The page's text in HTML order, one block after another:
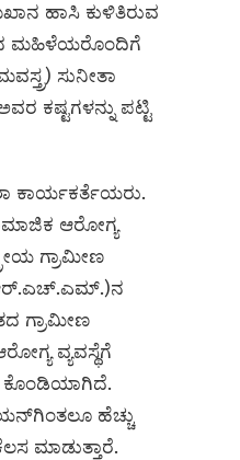
ಹಾಸಿ ಕುಳಿತಿರುವ
ಮಹಿಳೆಯರೊಂದಿಗೆ
ಸುನೀತಾ
ಕಷ್ಟಗಳನ್ನು ಪಟ್ಟಿ
ಕಾರ್ಯಕರ್ತೆಯರು.
ಆರೋಗ್ಯ
ಗ್ರಾಮೀಣ
ಗ್ರಾಮೀಣ
ವ್ಯವಸ್ಥೆಗೆ
ಕೊಂಡಿಯಾಗಿದೆ.
ಹೆಚ್ಚು
ಮಾಡುತ್ತಾರೆ.